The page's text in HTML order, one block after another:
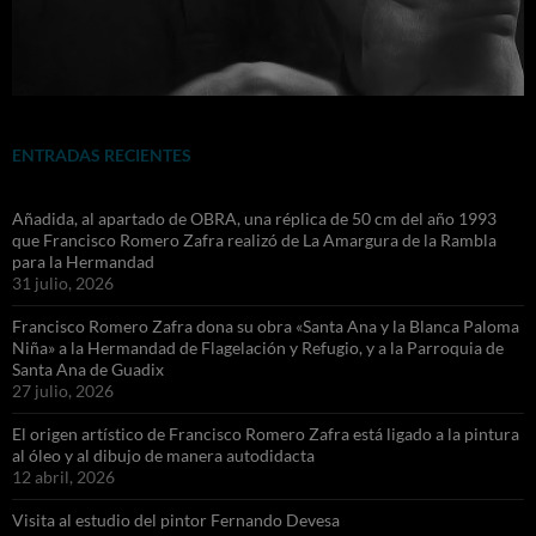
ENTRADAS RECIENTES
Añadida, al apartado de OBRA, una réplica de 50 cm del año 1993
que Francisco Romero Zafra realizó de La Amargura de la Rambla
para la Hermandad
31 julio, 2026
Francisco Romero Zafra dona su obra «Santa Ana y la Blanca Paloma
Niña» a la Hermandad de Flagelación y Refugio, y a la Parroquia de
Santa Ana de Guadix
27 julio, 2026
El origen artístico de Francisco Romero Zafra está ligado a la pintura
al óleo y al dibujo de manera autodidacta
12 abril, 2026
Visita al estudio del pintor Fernando Devesa